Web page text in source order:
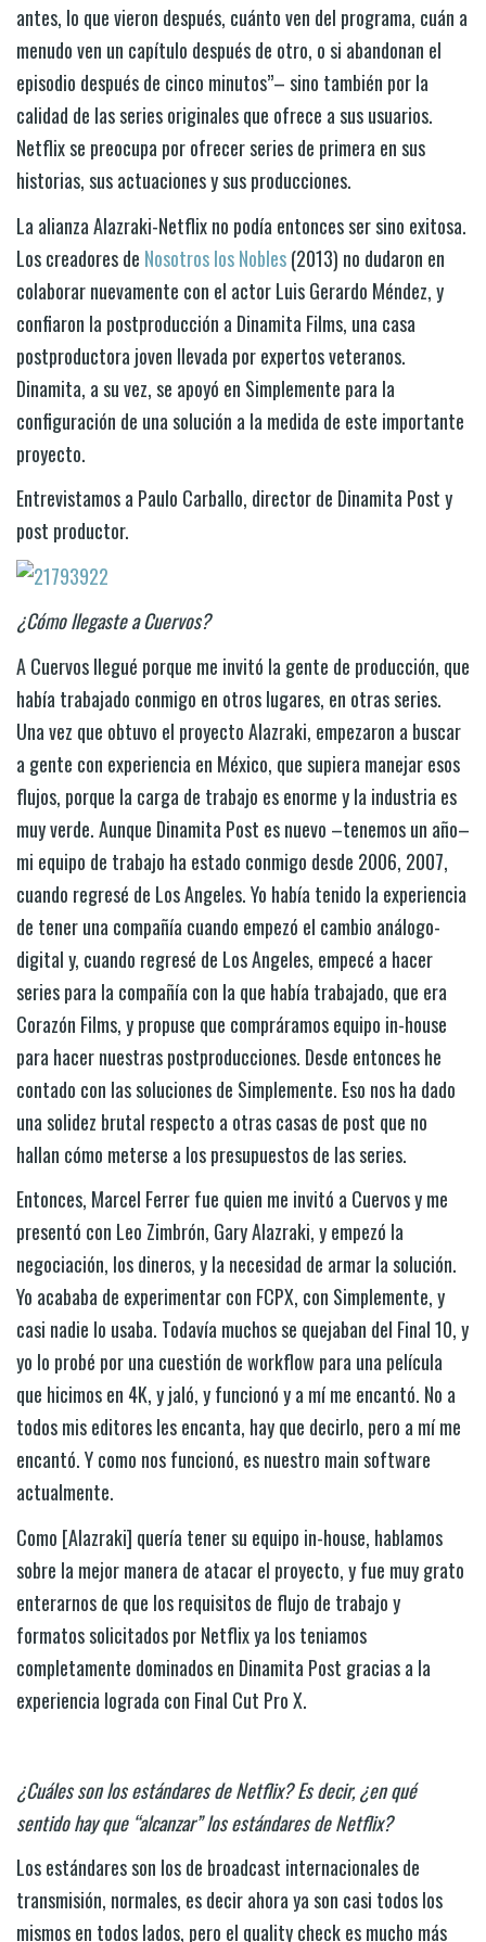
antes, lo que vieron después, cuánto ven del programa, cuán a
menudo ven un capítulo después de otro, o si abandonan el
episodio después de cinco minutos”– sino también por la
calidad de las series originales que ofrece a sus usuarios.
Netflix se preocupa por ofrecer series de primera en sus
historias, sus actuaciones y sus producciones.
La alianza Alazraki-Netflix no podía entonces ser sino exitosa.
Los creadores de Nosotros los Nobles(2013) no dudaron en
colaborar nuevamente con el actor Luis Gerardo Méndez, y
confiaron la postproducción a Dinamita Films, una casa
postproductora joven llevada por expertos veteranos.
Dinamita, a su vez, se apoyó en Simplemente para la
configuración de una solución a la medida de este importante
proyecto.
Entrevistamos a Paulo Carballo, director de Dinamita Post y
post productor.
¿Cómo llegaste a Cuervos?
A Cuervos llegué porque me invitó la gente de producción, que
había trabajado conmigo en otros lugares, en otras series.
Una vez que obtuvo el proyecto Alazraki, empezaron a buscar
a gente con experiencia en México, que supiera manejar esos
flujos, porque la carga de trabajo es enorme y la industria es
muy verde. Aunque Dinamita Post es nuevo –tenemos un año–
mi equipo de trabajo ha estado conmigo desde 2006, 2007,
cuando regresé de Los Angeles. Yo había tenido la experiencia
de tener una compañía cuando empezó el cambio análogo-
digital y, cuando regresé de Los Angeles, empecé a hacer
series para la compañía con la que había trabajado, que era
Corazón Films, y propuse que compráramos equipo in-house
para hacer nuestras postproducciones. Desde entonces he
contado con las soluciones de Simplemente. Eso nos ha dado
una solidez brutal respecto a otras casas de post que no
hallan cómo meterse a los presupuestos de las series.
Entonces, Marcel Ferrer fue quien me invitó a Cuervos y me
presentó con Leo Zimbrón, Gary Alazraki, y empezó la
negociación, los dineros, y la necesidad de armar la solución.
Yo acababa de experimentar con FCPX, con Simplemente, y
casi nadie lo usaba. Todavía muchos se quejaban del Final 10, y
yo lo probé por una cuestión de workflow para una película
que hicimos en 4K, y jaló, y funcionó y a mí me encantó. No a
todos mis editores les encanta, hay que decirlo, pero a mí me
encantó. Y como nos funcionó, es nuestro main software
actualmente.
Como [Alazraki] quería tener su equipo in-house, hablamos
sobre la mejor manera de atacar el proyecto, y fue muy grato
enterarnos de que los requisitos de flujo de trabajo y
formatos solicitados por Netflix ya los teniamos
completamente dominados en Dinamita Post gracias a la
experiencia lograda con Final Cut Pro X.
¿Cuáles son los estándares de Netflix? Es decir, ¿en qué
sentido hay que “alcanzar” los estándares de Netflix?
Los estándares son los de broadcast internacionales de
transmisión, normales, es decir ahora ya son casi todos los
mismos en todos lados, pero el quality check es mucho más